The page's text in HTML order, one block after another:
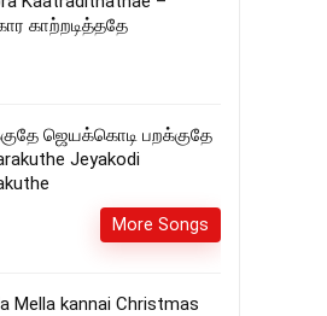
காற்றடித்ததே
ஜெயக்கொடி பறக்குதே
Jeyakodi
More Songs
Mella kannai Christmas